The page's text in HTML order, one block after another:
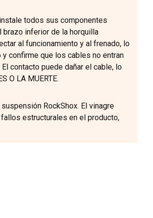
todos sus componentes
inferior de la horquilla
al funcionamiento y al frenado, lo
y confirme que los cables no entran
contacto puede dañar el cable, lo
O LA MUERTE.
RockShox. El vinagre
estructurales en el producto,